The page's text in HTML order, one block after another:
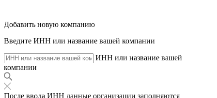
Добавить новую компанию
Введите ИНН или название вашей компании
ИНН или название вашей
компании
После ввода ИНН данные организации заполняются